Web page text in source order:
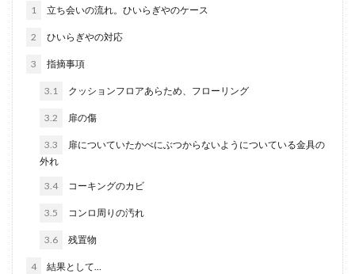
1 立ち会いの流れ。ひいらぎやのケース
2 ひいらぎやの対応
3 指摘事項
3.1 クッションフロアあらため、フローリング
3.2 扉の傷
3.3
扉についていたかべにぶつからないようについている金具の
外れ
3.4 コーキングのカビ
3.5 コンロ周りの汚れ
3.6 残置物
4 結果として…